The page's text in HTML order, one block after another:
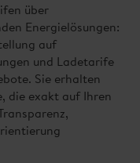
über
Energielösungen:
auf
und Ladetarife
Sie erhalten
die exakt auf Ihren